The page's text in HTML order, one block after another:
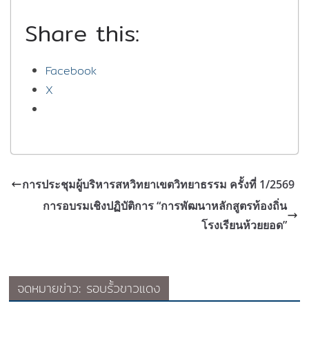
Share this:
Facebook
X
การประชุมผู้บริหารสหวิทยาเขตวิทยาธรรม ครั้งที่ 1/2569
การอบรมเชิงปฏิบัติการ “การพัฒนาหลักสูตรท้องถิ่น
โรงเรียนห้วยยอด”
จดหมายข่าว: รอบรั้วขาวแดง